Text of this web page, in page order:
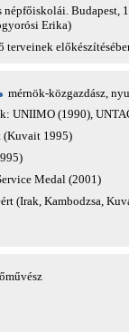
Budapest,
Erika)
mérnök-közgazdász,
UNIIMO (1990),
(Kuvait 1995)
Medal (2001)
(Irak, Kambodzsa,